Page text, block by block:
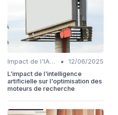
Impact de l'IA sur les rôles SEO •
12/06/2025
L'impact de l'intelligence
artificielle sur l'optimisation des
moteurs de recherche